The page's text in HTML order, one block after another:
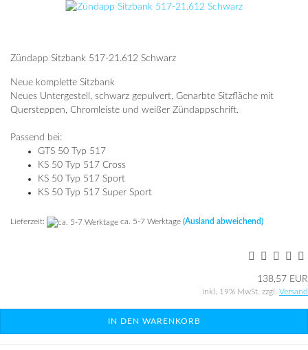
Zündapp Sitzbank 517-21.612 Schwarz
Neue komplette Sitzbank
Neues Untergestell, schwarz gepulvert, Genarbte Sitzfläche mit
Quersteppen, Chromleiste und weißer Zündappschrift.
Passend bei:
GTS 50 Typ 517
KS 50 Typ 517 Cross
KS 50 Typ 517 Sport
KS 50 Typ 517 Super Sport
Lieferzeit: ca. 5-7 Werktage (Ausland abweichend)
138,57 EUR
inkl. 19% MwSt. zzgl. Versand
IN DEN WARENKORB